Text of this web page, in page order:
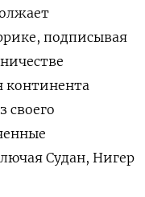
подписывая
континента
своего
Судан, Нигер